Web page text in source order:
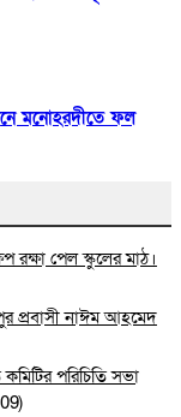
মনোহরদীতে ফল
রক্ষা পেল স্কুলের মাঠ।
প্রবাসী নাঈম আহমেদ
কমিটির পরিচিতি সভা